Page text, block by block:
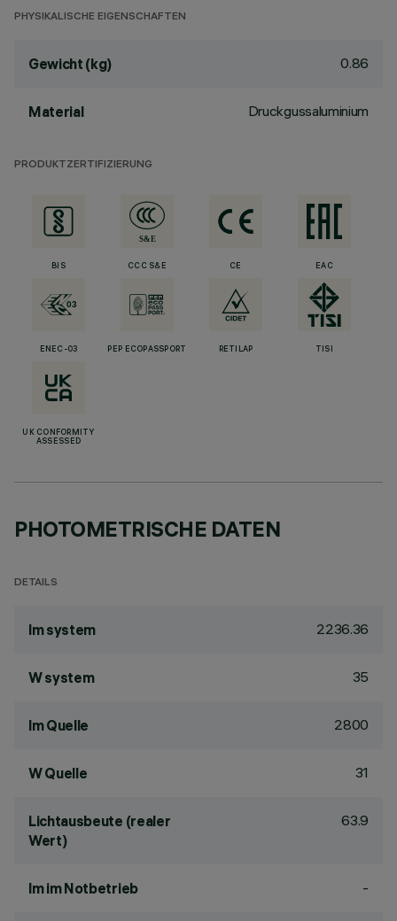
PHYSIKALISCHE EIGENSCHAFTEN
Gewicht (kg) 0.86
Material Druckgussaluminium
PRODUKTZERTIFIZIERUNG
BIS CCC S&E CE EAC
ENEC-03 PEP ECOPASSPORT RETILAP TISI
UK CONFORMITY
ASSESSED
PHOTOMETRISCHE DATEN
DETAILS
lm system 2236.36
W system 35
lm Quelle 2800
W Quelle 31
Lichtausbeute (realer
Wert)
63.9
lm im Notbetrieb -